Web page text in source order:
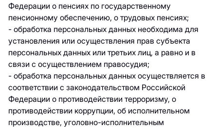
Федерации о пенсиях по государственному
пенсионному обеспечению, о трудовых пенсиях;
- обработка персональных данных необходима для
установления или осуществления прав субъекта
персональных данных или третьих лиц, а равно и в
связи с осуществлением правосудия;
- обработка персональных данных осуществляется в
соответствии с законодательством Российской
Федерации о противодействии терроризму, о
противодействии коррупции, об исполнительном
производстве, уголовно-исполнительным